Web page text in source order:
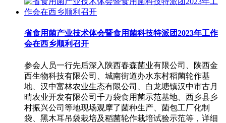
省食用菌产业技术体会暨食用菌科技特派团2023年工作
会在西乡顺利召开
参会人员一行先后深入陕西春森菌业有限公司、陕西金
西生物科技有限公司、城南街道办水东村稻菌轮作基
地、汉中富林农业生态有限公司、白龙塘镇汉中市古月
晴农业开发有限公司千万袋食用菌示范基地、西乡县乡
村振兴公司等地现场观摩了菌种生产、菌包工厂化制
袋、黑木耳吊袋栽培及稻菌轮作栽培试验示范等，详细